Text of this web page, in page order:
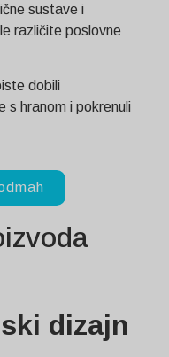
sustave i
različite poslovne
dobili
s hranom i pokrenuli
dizajn